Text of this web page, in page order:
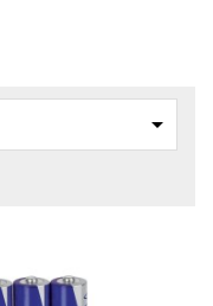
